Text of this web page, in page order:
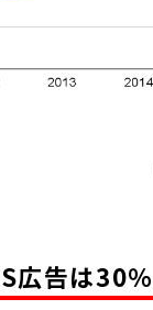
広告は30